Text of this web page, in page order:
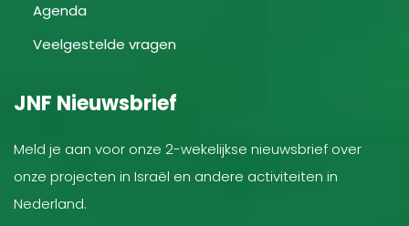
Agenda
Veelgestelde vragen
JNF Nieuwsbrief
Meld je aan voor onze 2-wekelijkse nieuwsbrief over
onze projecten in Israël en andere activiteiten in
Nederland.